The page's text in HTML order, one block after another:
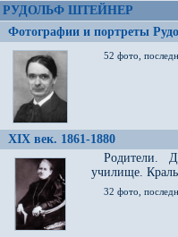
РУДОЛЬФ ШТЕЙНЕР
Фотографии и портреты
52 фото,
XIX век. 1861-1880
Родители.
училище.
32 фото,